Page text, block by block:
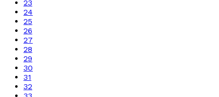
23
24
25
26
27
28
29
30
31
32